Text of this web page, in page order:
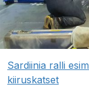
Sardiinia ralli
kiiruskatset